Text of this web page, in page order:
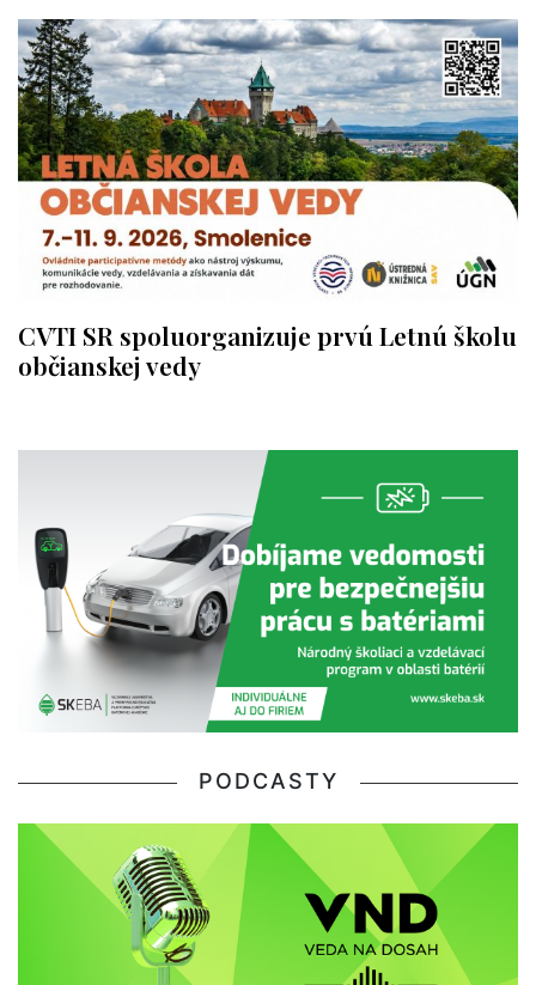
CVTI SR spoluorganizuje prvú Letnú školu
občianskej vedy
PODCASTY